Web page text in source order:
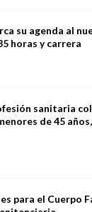
su agenda al
horas y carrera
sanitaria
de 45
para el Cuerpo